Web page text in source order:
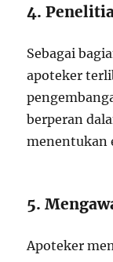
4.
Sebagai
apoteker
berperan
menentukan
5.
Apoteker